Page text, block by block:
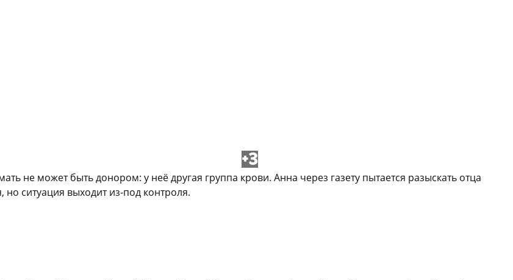
+3
не может быть донором: у неё другая группа крови. Анна через газету пытается разыскать отца
ситуация выходит из-под контроля.